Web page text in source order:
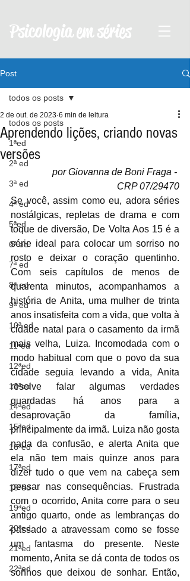
Psicologia em séries
Post
todos os posts
1ªed
2ª ed
3ª ed
4ª ed
5ªed
6ª ed
7ª ed
8ª ed
9ª ed
10ª ed
11ªed
12ªed
13ªed
14ªed
15ªed
16ªed
17ªed
18ªed
19ªed
20ªed
21ªed
22ªed
todos os posts
Aprendendo lições, criando novas
versões
2 de out. de 2023 6 min de leitura
por Giovanna de Boni Fraga -
CRP 07/29470
Se você, assim como eu, adora séries
nostálgicas, repletas de drama e com
toque de diversão, De Volta Aos 15 é a
série ideal para colocar um sorriso no
rosto e deixar o coração quentinho.
Com seis capítulos de menos de
quarenta minutos, acompanhamos a
história de Anita, uma mulher de trinta
anos insatisfeita com a vida, que volta à
cidade natal para o casamento da irmã
mais velha, Luiza. Incomodada com o
modo habitual com que o povo da sua
cidade seguia levando a vida, Anita
resolve falar algumas verdades
guardadas há anos para a
desaprovação da família,
principalmente da irmã. Luiza não gosta
nada da confusão, e alerta Anita que
ela não tem mais quinze anos para
dizer tudo o que vem na cabeça sem
pensar nas consequências. Frustrada
com o ocorrido, Anita corre para o seu
antigo quarto, onde as lembranças do
passado a atravessam como se fosse
um fantasma do presente. Neste
momento, Anita se dá conta de todos os
sonhos que deixou de sonhar. Então,